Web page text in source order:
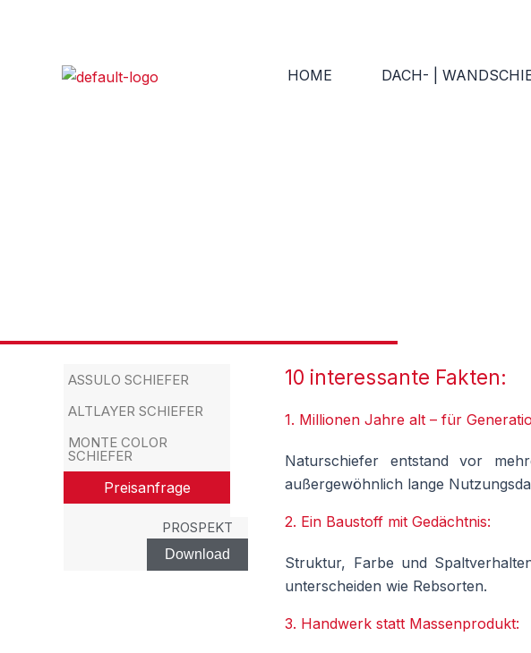
HOME DACH- |
ASSULO SCHIEFER
ALTLAYER SCHIEFER
MONTE COLOR
SCHIEFER
Preisanfrage
PROSPEKT
Download
10 interessante Fakten:
1. Millionen Jahre alt – für
Naturschiefer entstand vor
außergewöhnlich lange
2. Ein Baustoff mit Gedächtnis:
Struktur, Farbe und
unterscheiden wie Rebsorten.
3. Handwerk statt Massenprodukt: